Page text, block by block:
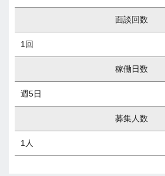
面談回数
1回
稼働日数
週5日
募集人数
1人